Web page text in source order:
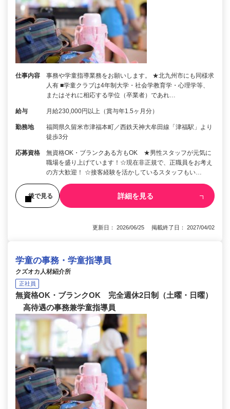
仕事内容
事務や学童指導業務をお願いします。 ★北九州市にも同様求
人有 ■学童クラブは4年制大学・社会学教育学・心理学等、
またはそれに相応する学位（卒業者）であれ…
給与 月給230,000円以上（賞与年1.5ヶ月分）
勤務地
福岡県久留米市津福本町／西鉄天神大牟田線「津福駅」より
徒歩3分
応募資格
無資格OK・ブランクある方もOK ★男性スタッフが元気に
職場を盛り上げています！☆現在非正規で、正職員をお考え
の方大歓迎！ ☆接客経験を活かしているスタッフもい…
後で見る 詳細を見る
更新日： 2026/06/25 掲載終了日： 2027/04/02
学童の事務・学童指導員
クズオカ人材紹介所
正社員
無資格OK・ブランクOK 完全週休2日制（土曜・日曜）
高待遇の事務兼学童指導員